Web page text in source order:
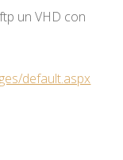
un VHD con
default.aspx